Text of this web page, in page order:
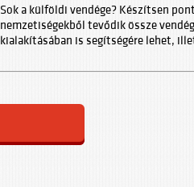
Sok a külföldi vendége? Készítsen
nemzetiségekből tevődik össze
kialakításában is segítségére lehet,